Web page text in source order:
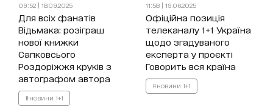
09:52 | 18.09.2025
Для всіх фанатів
Відьмака: розіграш
нової книжки
Сапковсього
Роздоріжжя круків з
автографом автора
#новини 1+1
11:58 | 19.06.2025
Офіційна позиція
телеканалу 1+1 Україна
щодо згадуваного
експерта у проєкті
Говорить вся країна
#новини 1+1